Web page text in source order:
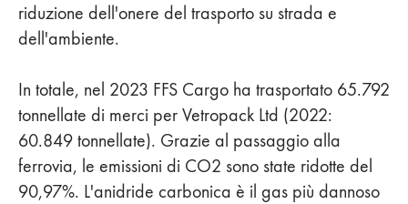
riduzione dell'onere del trasporto su strada e
dell'ambiente.
In totale, nel 2023 FFS Cargo ha trasportato 65.792
tonnellate di merci per Vetropack Ltd (2022:
60.849 tonnellate). Grazie al passaggio alla
ferrovia, le emissioni di CO2 sono state ridotte del
90,97%. L'anidride carbonica è il gas più dannoso